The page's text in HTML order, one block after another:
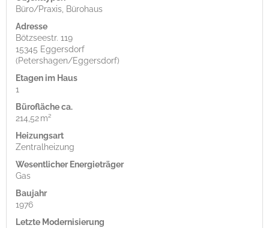
Büro/Praxis, Bürohaus
Adresse
Bötzseestr. 119
15345 Eggersdorf
(Petershagen/Eggersdorf)
Etagen im Haus
1
Bürofläche ca.
214,52 m²
Heizungsart
Zentralheizung
Wesentlicher Energieträger
Gas
Baujahr
1976
Letzte Modernisierung